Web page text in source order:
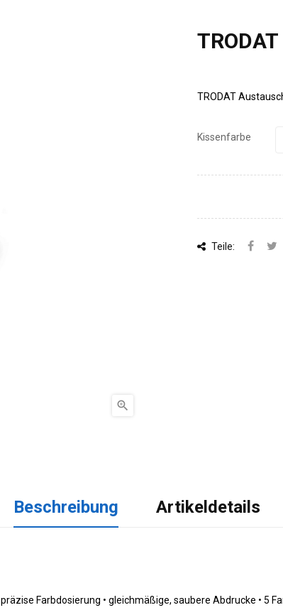

TRODAT
Kissenfarbe
Teile:
Beschreibung Artikeldetails
präzise Farbdosierung • gleichmäßige, saubere Abdrucke • 5